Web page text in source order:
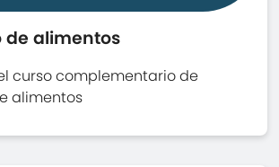
de alimentos
curso complementario de
alimentos